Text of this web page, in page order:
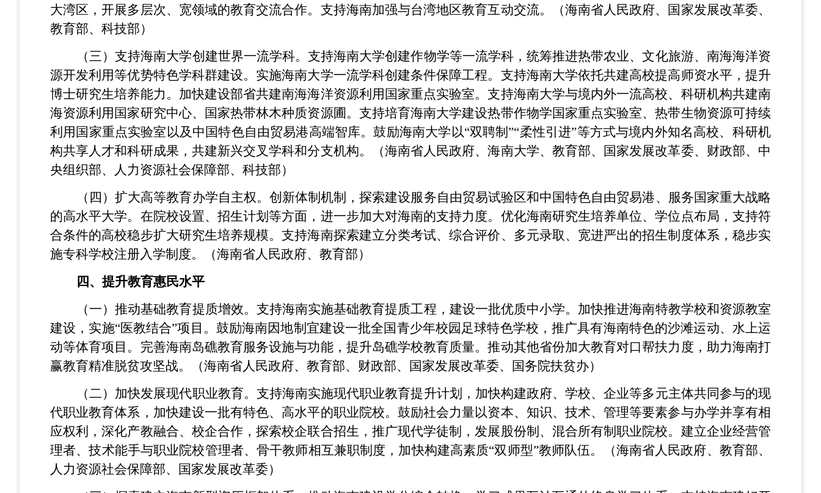
大湾区，开展多层次、宽领域的教育交流合作。支持海南加强与台湾地区教育互动交流。（海南省人民政府、国家发展改革委、
教育部、科技部）
（三）支持海南大学创建世界一流学科。支持海南大学创建作物学等一流学科，统筹推进热带农业、文化旅游、南海海洋资
源开发利用等优势特色学科群建设。实施海南大学一流学科创建条件保障工程。支持海南大学依托共建高校提高师资水平，提升
博士研究生培养能力。加快建设部省共建南海海洋资源利用国家重点实验室。支持海南大学与境内外一流高校、科研机构共建南
海资源利用国家研究中心、国家热带林木种质资源圃。支持培育海南大学建设热带作物学国家重点实验室、热带生物资源可持续
利用国家重点实验室以及中国特色自由贸易港高端智库。鼓励海南大学以“双聘制”“柔性引进”等方式与境内外知名高校、科研机
构共享人才和科研成果，共建新兴交叉学科和分支机构。（海南省人民政府、海南大学、教育部、国家发展改革委、财政部、中
央组织部、人力资源社会保障部、科技部）
（四）扩大高等教育办学自主权。创新体制机制，探索建设服务自由贸易试验区和中国特色自由贸易港、服务国家重大战略
的高水平大学。在院校设置、招生计划等方面，进一步加大对海南的支持力度。优化海南研究生培养单位、学位点布局，支持符
合条件的高校稳步扩大研究生培养规模。支持海南探索建立分类考试、综合评价、多元录取、宽进严出的招生制度体系，稳步实
施专科学校注册入学制度。（海南省人民政府、教育部）
四、提升教育惠民水平
（一）推动基础教育提质增效。支持海南实施基础教育提质工程，建设一批优质中小学。加快推进海南特教学校和资源教室
建设，实施“医教结合”项目。鼓励海南因地制宜建设一批全国青少年校园足球特色学校，推广具有海南特色的沙滩运动、水上运
动等体育项目。完善海南岛礁教育服务设施与功能，提升岛礁学校教育质量。推动其他省份加大教育对口帮扶力度，助力海南打
赢教育精准脱贫攻坚战。（海南省人民政府、教育部、财政部、国家发展改革委、国务院扶贫办）
（二）加快发展现代职业教育。支持海南实施现代职业教育提升计划，加快构建政府、学校、企业等多元主体共同参与的现
代职业教育体系，加快建设一批有特色、高水平的职业院校。鼓励社会力量以资本、知识、技术、管理等要素参与办学并享有相
应权利，深化产教融合、校企合作，探索校企联合招生，推广现代学徒制，发展股份制、混合所有制职业院校。建立企业经营管
理者、技术能手与职业院校管理者、骨干教师相互兼职制度，加快构建高素质“双师型”教师队伍。（海南省人民政府、教育部、
人力资源社会保障部、国家发展改革委）